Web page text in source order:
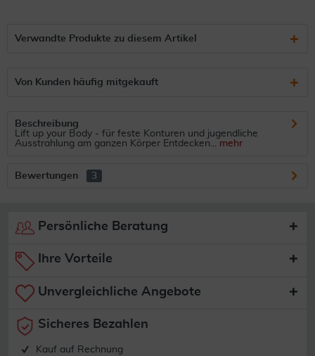
Verwandte Produkte zu diesem Artikel
Von Kunden häufig mitgekauft
Beschreibung
Lift up your Body - für feste Konturen und jugendliche
Ausstrahlung am ganzen Körper Entdecken... mehr
Bewertungen 3
Persönliche Beratung
Ihre Vorteile
Unvergleichliche Angebote
Sicheres Bezahlen
Kauf auf Rechnung